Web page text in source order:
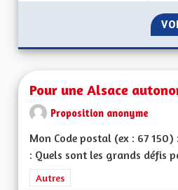
Pour une Alsace
Proposition anonyme
Mon Code postal (ex : 67
: Quels sont les grands défis
Filtrer les résultats de la
Autres